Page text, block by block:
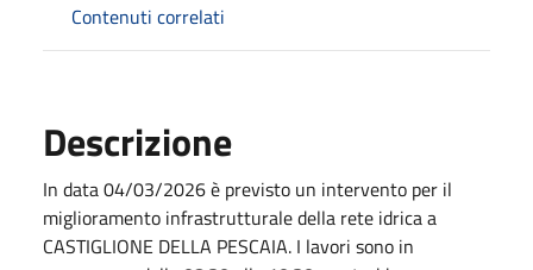
Contenuti correlati
Descrizione
In data04/03/2026è previsto un intervento per il
miglioramento infrastrutturale della rete idrica a
CASTIGLIONE DELLA PESCAIA. I lavori sono in